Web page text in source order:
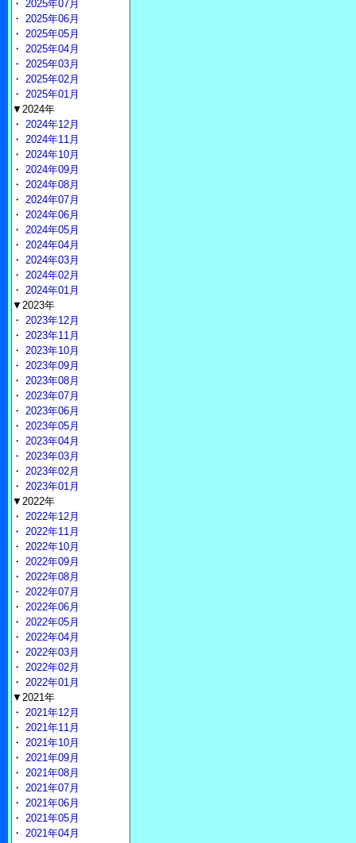
・ 2025年07月
・ 2025年06月
・ 2025年05月
・ 2025年04月
・ 2025年03月
・ 2025年02月
・ 2025年01月
▼2024年
・ 2024年12月
・ 2024年11月
・ 2024年10月
・ 2024年09月
・ 2024年08月
・ 2024年07月
・ 2024年06月
・ 2024年05月
・ 2024年04月
・ 2024年03月
・ 2024年02月
・ 2024年01月
▼2023年
・ 2023年12月
・ 2023年11月
・ 2023年10月
・ 2023年09月
・ 2023年08月
・ 2023年07月
・ 2023年06月
・ 2023年05月
・ 2023年04月
・ 2023年03月
・ 2023年02月
・ 2023年01月
▼2022年
・ 2022年12月
・ 2022年11月
・ 2022年10月
・ 2022年09月
・ 2022年08月
・ 2022年07月
・ 2022年06月
・ 2022年05月
・ 2022年04月
・ 2022年03月
・ 2022年02月
・ 2022年01月
▼2021年
・ 2021年12月
・ 2021年11月
・ 2021年10月
・ 2021年09月
・ 2021年08月
・ 2021年07月
・ 2021年06月
・ 2021年05月
・ 2021年04月